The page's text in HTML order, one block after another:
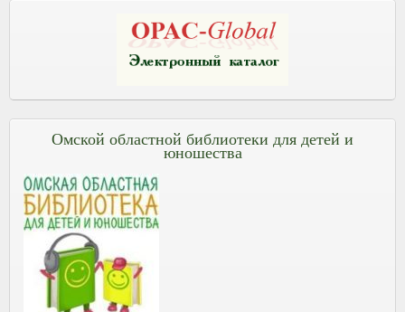
Омской областной библиотеки для детей и
юношества